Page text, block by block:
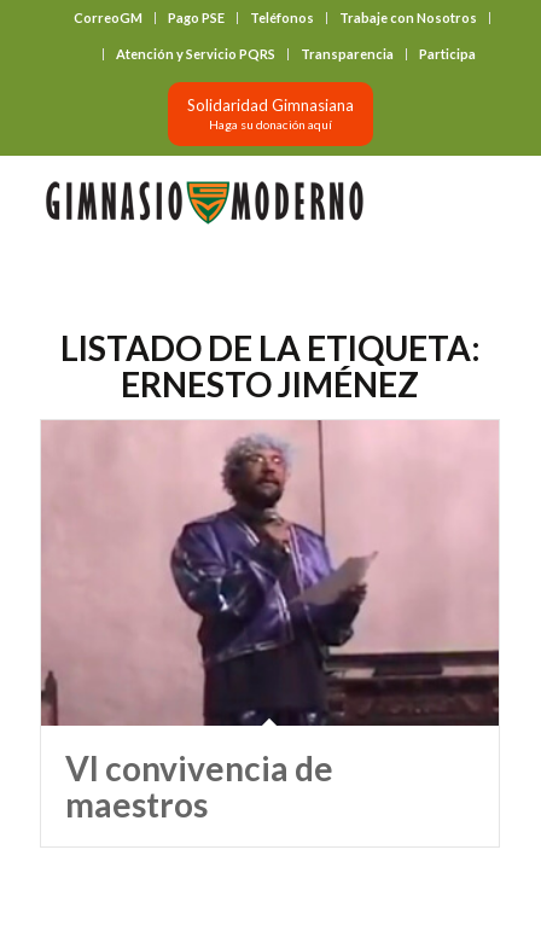
CorreoGM Pago PSE Teléfonos Trabaje con Nosotros
Atención y Servicio PQRS Transparencia Participa
Solidaridad Gimnasiana
Haga su donación aquí
LISTADO DE LA ETIQUETA:
ERNESTO JIMÉNEZ
VI convivencia de
maestros